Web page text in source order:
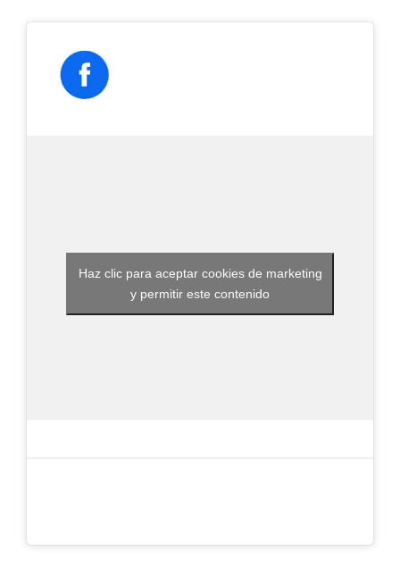
Haz clic para aceptar cookies de marketing
y permitir este contenido